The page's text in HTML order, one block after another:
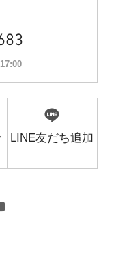
LINE友だち追加